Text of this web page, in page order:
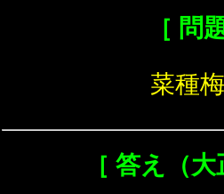
［ 問
菜種
［ 答え（大